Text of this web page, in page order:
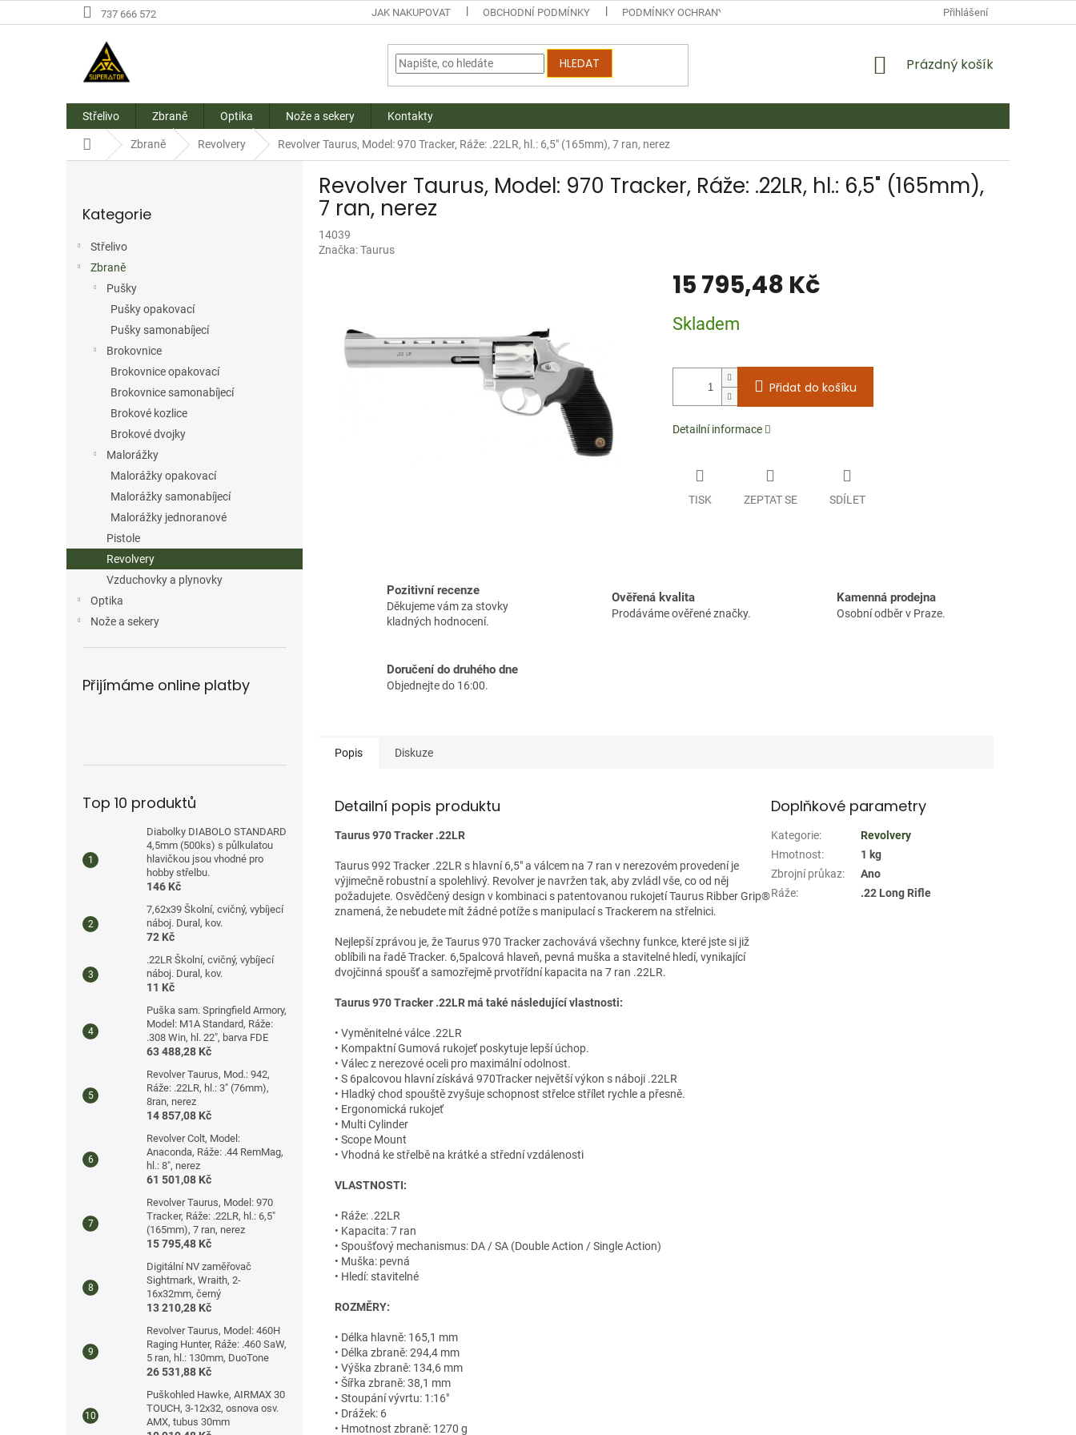
na
737 666 572 JAK NAKUPOVAT OBCHODNÍ PODMÍNKY PODMÍNKY OCHRANY OSOBNÍCH ÚDAJŮ Přihlášení
HLEDAT
NÁKUPNÍ
Prázdný košík
Střelivo Zbraně Optika Nože a sekery Kontakty
Domů Zbraně Revolvery Revolver Taurus, Model: 970 Tracker, Ráže: .22LR, hl.: 6,5" (165mm), 7 ran, nerez
kategorie
Kategorie
Střelivo
Zbraně
Pušky
Pušky opakovací
Pušky samonabíjecí
Brokovnice
Brokovnice opakovací
Brokovnice samonabíjecí
Brokové kozlice
Brokové dvojky
Malorážky
Malorážky opakovací
Malorážky samonabíjecí
Malorážky jednoranové
Pistole
Revolvery
Vzduchovky a plynovky
Optika
Nože a sekery
Přijímáme online platby
Top 10 produktů
Diabolky DIABOLO STANDARD
4,5mm (500ks) s půlkulatou
hlavičkou jsou vhodné pro
hobby střelbu.
146 Kč
7,62x39 Školní, cvičný, vybíjecí
náboj. Dural, kov.
72 Kč
.22LR Školní, cvičný, vybíjecí
náboj. Dural, kov.
11 Kč
Puška sam. Springfield Armory,
Model: M1A Standard, Ráže:
.308 Win, hl. 22", barva FDE
63 488,28 Kč
Revolver Taurus, Mod.: 942,
Ráže: .22LR, hl.: 3" (76mm),
8ran, nerez
14 857,08 Kč
Revolver Colt, Model:
Anaconda, Ráže: .44 RemMag,
hl.: 8", nerez
61 501,08 Kč
Revolver Taurus, Model: 970
Tracker, Ráže: .22LR, hl.: 6,5"
(165mm), 7 ran, nerez
15 795,48 Kč
Digitální NV zaměřovač
Sightmark, Wraith, 2-
16x32mm, černý
13 210,28 Kč
Revolver Taurus, Model: 460H
Raging Hunter, Ráže: .460 SaW,
5 ran, hl.: 130mm, DuoTone
26 531,88 Kč
Puškohled Hawke, AIRMAX 30
TOUCH, 3-12x32, osnova osv.
AMX, tubus 30mm
Revolver Taurus, Model: 970 Tracker, Ráže: .22LR, hl.: 6,5" (165mm),
7 ran, nerez
14039
Značka:Taurus
15 795,48 Kč
cena:
Skladem
Přidat do košíku
Detailní informace
TISK ZEPTAT SE SDÍLET
Pozitivní recenze
Děkujeme vám za stovky
kladných hodnocení.
Ověřená kvalita
Prodáváme ověřené značky.
Kamenná prodejna
Osobní odběr v Praze.
Doručení do druhého dne
Objednejte do 16:00.
Popis Diskuze
Detailní popis produktu
Taurus 970 Tracker .22LR
Taurus 992 Tracker .22LR s hlavní 6,5" a válcem na 7 ran v nerezovém provedení je
výjimečně robustní a spolehlivý. Revolver je navržen tak, aby zvládl vše, co od něj
požadujete. Osvědčený design v kombinaci s patentovanou rukojetí Taurus Ribber Grip®
znamená, že nebudete mít žádné potíže s manipulací s Trackerem na střelnici.
Nejlepší zprávou je, že Taurus 970 Tracker zachovává všechny funkce, které jste si již
oblíbili na řadě Tracker. 6,5palcová hlaveň, pevná muška a stavitelné hledí, vynikající
dvojčinná spoušť a samozřejmě prvotřídní kapacita na 7 ran .22LR.
Taurus 970 Tracker .22LR má také následující vlastnosti:
• Vyměnitelné válce .22LR
• Kompaktní Gumová rukojeť poskytuje lepší úchop.
• Válec z nerezové oceli pro maximální odolnost.
• S 6palcovou hlavní získává 970Tracker největší výkon s náboji .22LR
• Hladký chod spouště zvyšuje schopnost střelce střílet rychle a přesně.
• Ergonomická rukojeť
• Multi Cylinder
• Scope Mount
• Vhodná ke střelbě na krátké a střední vzdálenosti
VLASTNOSTI:
• Ráže: .22LR
• Kapacita: 7 ran
• Spoušťový mechanismus: DA / SA (Double Action / Single Action)
• Muška: pevná
• Hledí: stavitelné
ROZMĚRY:
• Délka hlavně: 165,1 mm
• Délka zbraně: 294,4 mm
• Výška zbraně: 134,6 mm
• Šířka zbraně: 38,1 mm
• Stoupání vývrtu: 1:16"
• Drážek: 6
• Hmotnost zbraně: 1270 g
Doplňkové parametry
Kategorie:
Revolvery
Hmotnost:
1 kg
Zbrojní průkaz:
Ano
Ráže: .22 Long Rifle